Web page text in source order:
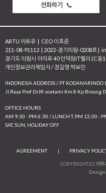
전화하기
ARTU 아트유 | CEO 이호준
211-08-91112 | 2022-경기의왕-0208호 |
경기도 의왕시 이미로 40 인덕원IT밸리 (C동
개인정보관리책임자 / 정길영 박보민
INDONESIA ADDRESS / PT KODANARINDO
JI.Raya Prof Dr.IR soetami Km 8 Kp Binong
OFFICE HOURS
AM 9:30 - PM 6:30 / LUNCH T. PM 12:00 -
SAT, SUN, HOLIDAY OFF
AGREEMENT | PRIVACY
COPYRIGHT(C) 아트